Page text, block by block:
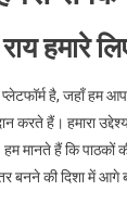
हमारे
है, जहाँ हम
करते हैं। हमारा
मानते हैं कि पाठकों
बनने की दिशा में आगे